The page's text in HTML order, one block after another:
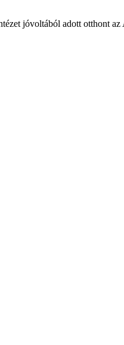
jóvoltából adott otthont